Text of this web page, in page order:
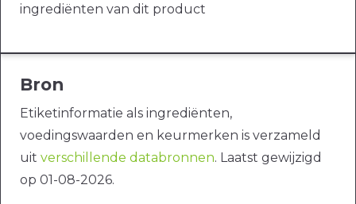
ingrediënten van dit product
Bron
Etiketinformatie als ingrediënten,
voedingswaarden en keurmerken is verzameld
uit verschillende databronnen. Laatst gewijzigd
op 01-08-2026.